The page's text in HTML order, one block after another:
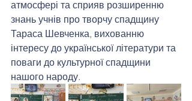
атмосфері та сприяв розширенню
знань учнів про творчу спадщину
Тараса Шевченка, вихованню
інтересу до української літератури та
поваги до культурної спадщини
нашого народу.